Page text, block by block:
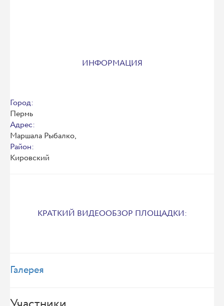
ИНФОРМАЦИЯ
Город:
Пермь
Адрес:
Маршала Рыбалко,
Район:
Кировский
КРАТКИЙ ВИДЕООБЗОР ПЛОЩАДКИ:
Галерея